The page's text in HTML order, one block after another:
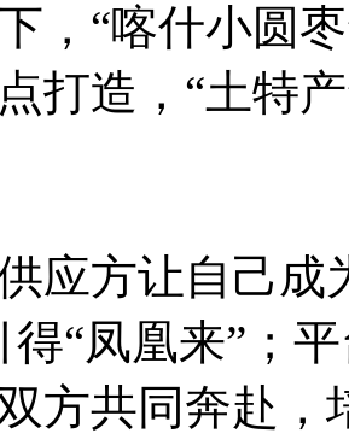
，“喀什小圆
打造，“土特
应方让自己成
得“凤凰来”；
方共同奔赴